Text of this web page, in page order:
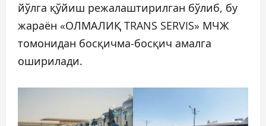
йўлга қўйиш режалаштирилган бўлиб, бу
жараён «ОЛМАЛИҚ TRANS SERVIS» МЧЖ
томонидан босқичма-босқич амалга
оширилади.